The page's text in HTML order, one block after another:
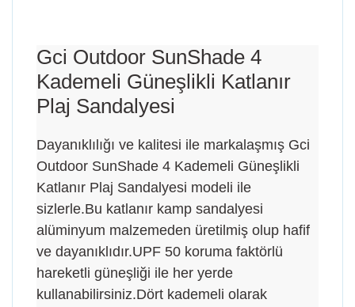
Gci Outdoor SunShade 4
Kademeli Güneşlikli Katlanır
Plaj Sandalyesi
Dayanıklılığı ve kalitesi ile markalaşmış Gci
Outdoor SunShade 4 Kademeli Güneşlikli
Katlanır Plaj Sandalyesi modeli ile
sizlerle.Bu katlanır kamp sandalyesi
alüminyum malzemeden üretilmiş olup hafif
ve dayanıklıdır.UPF 50 koruma faktörlü
hareketli güneşliği ile her yerde
kullanabilirsiniz.Dört kademeli olarak